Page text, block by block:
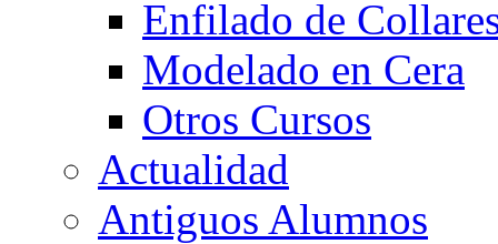
Enfilado de
Modelado en Cera
Otros Cursos
Actualidad
Antiguos Alumnos